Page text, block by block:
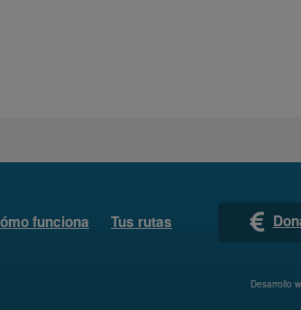
funciona Tus rutas
Desarrollo